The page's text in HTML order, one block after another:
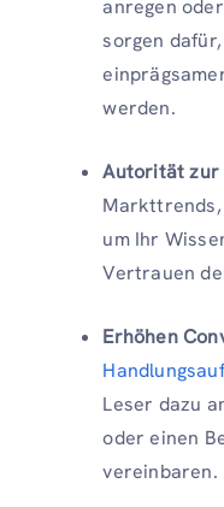
anregen
sorgen
werden.
Autorität zur
Markttrends,
um Ihr
Vertrauen
Erhöhen
Leser dazu
oder einen
vereinbaren.